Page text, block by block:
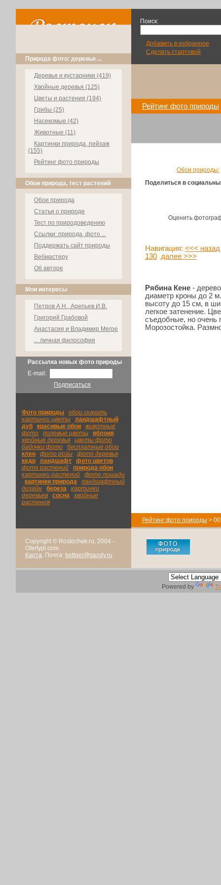
Природа фото: деревья ...
Деревья и кустарники (419)
Хвойные деревья (125)
Цветы и растения (194)
Грибы (25)
Насекомые (42)
Животные (11)
Картинки природа, пейзаж
(155)
Рейтинг фото природы
Обои природа, тест растений
Обои природа
Статьи о природе
Тест по природоведению
Ссылки: природа, фото ...
Поддержать сайт природы
Вебмастеру
Об авторе
Мои интересы
Петров А.Н., Арепьев И.В.
Григорий Грабовой
Анастасия и Владимир Мегре
... личная философия
Рассылка новых фото природы
E-mail:
Подписаться
Фото природы обои скачать
картинки цветы
ландшафтный
дуб
красивые обои
животные
фото
полевые цветы яблоня
хвойные деревья
цветы фото
бабочки фото
бесплатные обои
клен
фото розы фото деревья
кедр
ландшафт фото цветов
фото растений
природа обои
картинки растений
фото лошади
картинки природа |ландшафтный
дизайн
береза
картинки
деревьев
сосна
хвойные
растения
Поиск:
Добавить в избранное
Сделать стартовой
Рейтинг фото природы
Обои природы:
Поделиться в
Оценить
Навигация: <<< назад
130 далее >>>
Рябина Кене -
диаметр кроны до 2
высоту до 15 см, в
легкое затенение.
съедобные, но очень
Морозостойка.
Рейтинг фото природы >
Copyright © Rostochek.ru, 2004 -
Ofertypl.com
Карта. Почта: bettger@sandy.ru
Powered by